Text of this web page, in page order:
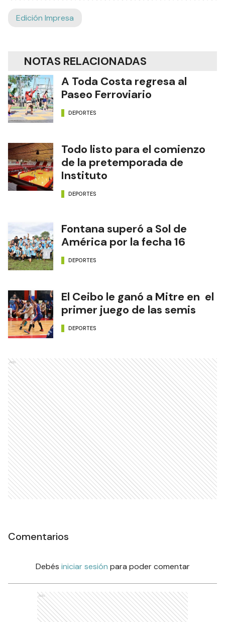
Edición Impresa
NOTAS RELACIONADAS
A Toda Costa regresa al
Paseo Ferroviario
Todo listo para el comienzo
de la pretemporada de
Instituto
Fontana superó a Sol de
América por la fecha 16
DEPORTES
El Ceibo le ganó a Mitre en el
primer juego de las semis
DEPORTES